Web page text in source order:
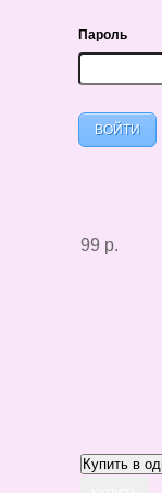
Пароль
99 р.